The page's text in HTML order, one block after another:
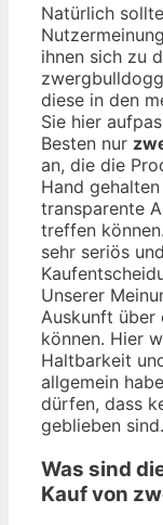
Natürlich
ihnen sich zu
diese in den
Sie hier
Besten nur
an, die die
Hand
transparente
treffen
sehr seriös
Unserer
Auskunft über
können. Hier
Haltbarkeit
allgemein
dürfen, dass
geblieben sind.
Was sind
Kauf von